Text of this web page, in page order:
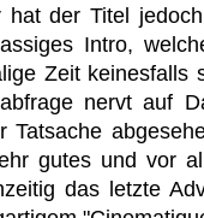
hat der Titel
Intro,
Zeit keinesfalls
nervt auf
Tatsache
gutes und vor
das letzte